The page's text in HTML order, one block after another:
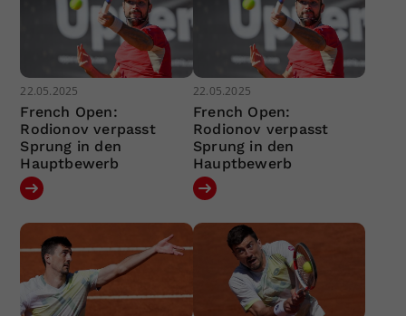
22.05.2025
French Open:
Rodionov verpasst
Sprung in den
Hauptbewerb
22.05.2025
French Open:
Rodionov verpasst
Sprung in den
Hauptbewerb